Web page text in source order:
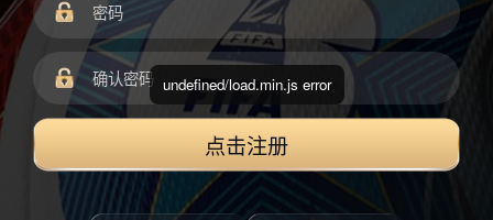
点击注册
undefined/load.min.js error